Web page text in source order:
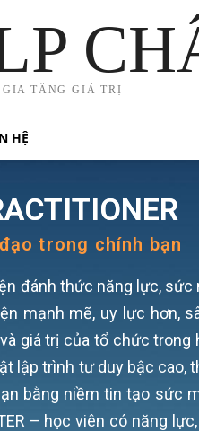
TĂNG GIÁ TRỊ
HỆ
trong chính bạn
đánh thức năng lực, sức
mạnh mẽ, uy lực hơn,
giá trị của tổ chức trong
lập trình tư duy bậc cao,
bằng niềm tin tạo sức
– học viên có năng